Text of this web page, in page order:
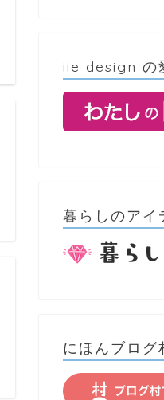
iie design の
暮らしのアイ
にほんブログ